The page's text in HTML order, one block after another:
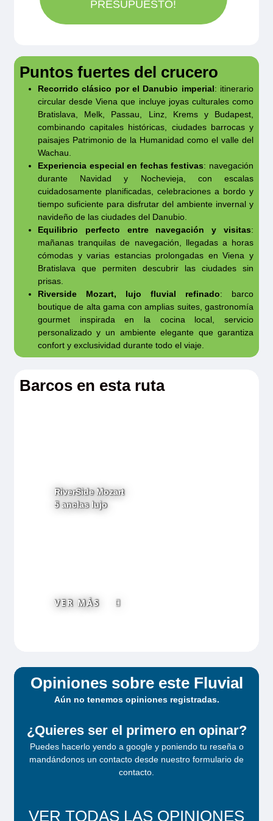
cambios y ser sustituido por uno idéntico.
Nota 2:El itinerario mostrado podrá variar
escalas y los horarios están sujetos a posibles
cambios por razones operativas o de fuerza
mayor.
en cada caso.
Babysitter 25€ / hora bajo petición
indicándolas en la reserva en caso de
necesidad.
aeropuerto para una distancia máxima de 50
Existe la opcion de transfer privado en limusina
desde y hacia el aeropuerto o la estación de
tren de la ciudad para los huéspedes de
Owner’s Suite y Riverside Suite.
PRESUPUESTO!
Puntos fuertes del crucero
Recorrido clásico por el Danubio imperial: itinerario
circular desde Viena que incluye joyas culturales como
Bratislava, Melk, Passau, Linz, Krems y Budapest,
combinando capitales históricas, ciudades barrocas y
paisajes Patrimonio de la Humanidad como el valle del
Wachau.
Experiencia especial en fechas festivas: navegación
durante Navidad y Nochevieja, con escalas
cuidadosamente planificadas, celebraciones a bordo y
tiempo suficiente para disfrutar del ambiente invernal y
navideño de las ciudades del Danubio.
Equilibrio perfecto entre navegación y visitas:
mañanas tranquilas de navegación, llegadas a horas
cómodas y varias estancias prolongadas en Viena y
Bratislava que permiten descubrir las ciudades sin
prisas.
Riverside Mozart, lujo fluvial refinado: barco
boutique de alta gama con amplias suites, gastronomía
gourmet inspirada en la cocina local, servicio
personalizado y un ambiente elegante que garantiza
confort y exclusividad durante todo el viaje.
Barcos en esta ruta
RiverSide Mozart
5 anclas lujo
VER MÁS
Opiniones sobre este Fluvial
Aún no tenemos opiniones registradas.
¿Quieres ser el primero en opinar?
Puedes hacerlo yendo a google y poniendo tu reseña o
mandándonos un contacto desde nuestro formulario de
contacto.
VER TODAS LAS OPINIONES